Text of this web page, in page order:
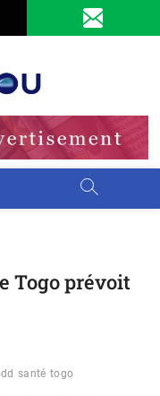
Togo prévoit
santé togo